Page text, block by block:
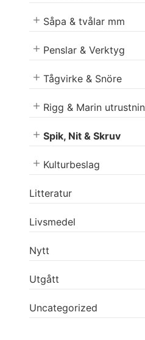
Såpa & tvålar mm
Penslar & Verktyg
Tågvirke & Snöre
Rigg & Marin
Spik, Nit & Skruv
Kulturbeslag
Litteratur
Livsmedel
Nytt
Utgått
Uncategorized